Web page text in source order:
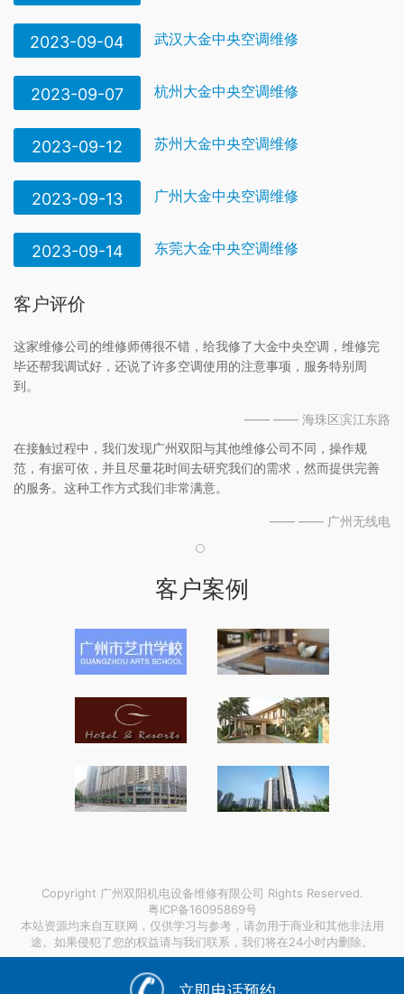
2023-09-04 武汉大金中央空调维修
2023-09-07 杭州大金中央空调维修
2023-09-12 苏州大金中央空调维修
2023-09-13 广州大金中央空调维修
2023-09-14 东莞大金中央空调维修
客户评价
这家维修公司的维修师傅很不错，给我修了大金中央空调，维修完
毕还帮我调试好，还说了许多空调使用的注意事项，服务特别周
到。
—— —— 海珠区滨江东路
在接触过程中，我们发现广州双阳与其他维修公司不同，操作规
范，有据可依，并且尽量花时间去研究我们的需求，然而提供完善
的服务。这种工作方式我们非常满意。
—— —— 广州无线电
客户案例
Copyright 广州双阳机电设备维修有限公司 Rights Reserved.
粤ICP备16095869号
本站资源均来自互联网，仅供学习与参考，请勿用于商业和其他非法用
途。如果侵犯了您的权益请与我们联系，我们将在24小时内删除。